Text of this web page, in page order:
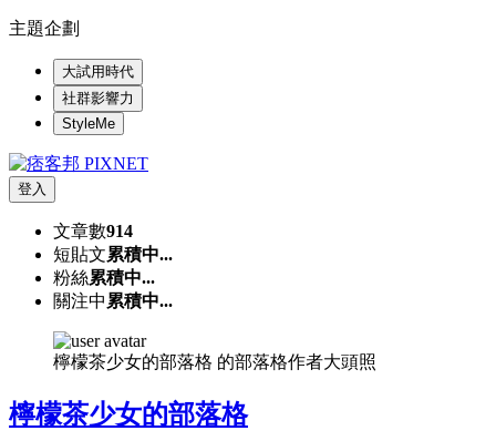
主題企劃
大試用時代
社群影響力
StyleMe
登入
文章數914
短貼文累積中...
粉絲累積中...
關注中 累積中...
檸檬茶少女的部落格 的部落格作者大頭照
檸檬茶少女的部落格